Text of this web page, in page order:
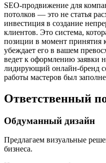
SEO-продвижение для
потолков — это не статья
инвестиция в создание
клиентов. Это система,
позиции в момент принятия
убеждает его в вашем
ведет к оформлению заявки
лидирующий онлайн-бренд
работы мастеров был
Ответственный
Обдуманный дизайн
Предлагаем визуальные
бизнеса.